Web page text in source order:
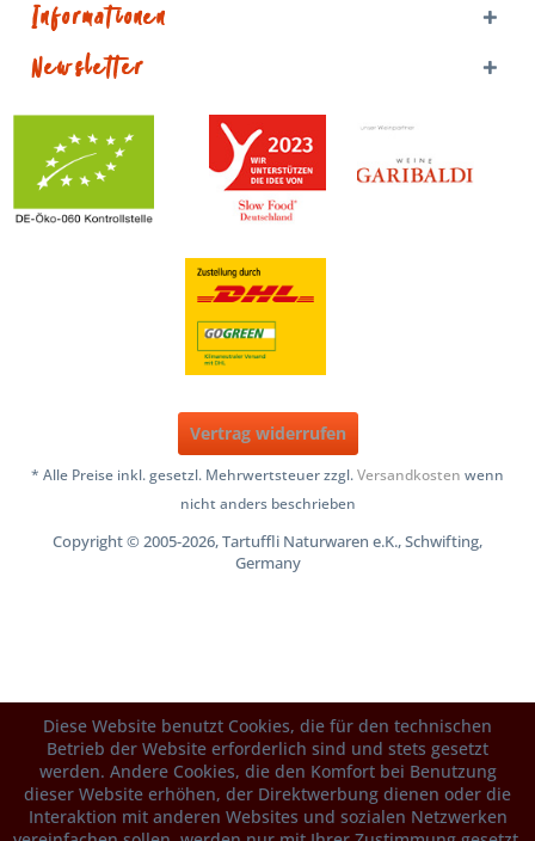
Informationen
Newsletter
Vertrag widerrufen
* Alle Preise inkl. gesetzl. Mehrwertsteuer zzgl.Versandkosten wenn
nicht anders beschrieben
Copyright © 2005-2026, Tartuffli Naturwaren e.K., Schwifting,
Germany
Diese Website benutzt Cookies, die für den technischen
Betrieb der Website erforderlich sind und stets gesetzt
werden. Andere Cookies, die den Komfort bei Benutzung
dieser Website erhöhen, der Direktwerbung dienen oder die
Interaktion mit anderen Websites und sozialen Netzwerken